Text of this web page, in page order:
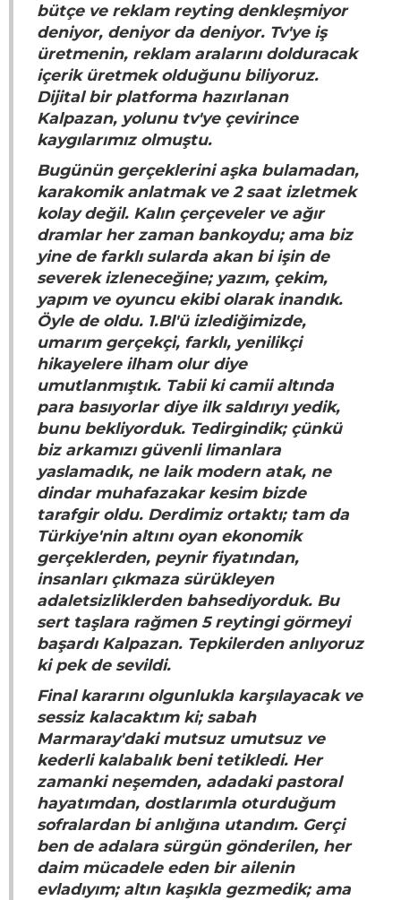
bütçe ve reklam reyting denkleşmiyor
deniyor, deniyor da deniyor. Tv'ye iş
üretmenin, reklam aralarını dolduracak
içerik üretmek olduğunu biliyoruz.
Dijital bir platforma hazırlanan
Kalpazan, yolunu tv'ye çevirince
kaygılarımız olmuştu.
Bugünün gerçeklerini aşka bulamadan,
karakomik anlatmak ve 2 saat izletmek
kolay değil. Kalın çerçeveler ve ağır
dramlar her zaman bankoydu; ama biz
yine de farklı sularda akan bi işin de
severek izleneceğine; yazım, çekim,
yapım ve oyuncu ekibi olarak inandık.
Öyle de oldu. 1.Bl'ü izlediğimizde,
umarım gerçekçi, farklı, yenilikçi
hikayelere ilham olur diye
umutlanmıştık. Tabii ki camii altında
para basıyorlar diye ilk saldırıyı yedik,
bunu bekliyorduk. Tedirgindik; çünkü
biz arkamızı güvenli limanlara
yaslamadık, ne laik modern atak, ne
dindar muhafazakar kesim bizde
tarafgir oldu. Derdimiz ortaktı; tam da
Türkiye'nin altını oyan ekonomik
gerçeklerden, peynir fiyatından,
insanları çıkmaza sürükleyen
adaletsizliklerden bahsediyorduk. Bu
sert taşlara rağmen 5 reytingi görmeyi
başardı Kalpazan. Tepkilerden anlıyoruz
ki pek de sevildi.
Final kararını olgunlukla karşılayacak ve
sessiz kalacaktım ki; sabah
Marmaray'daki mutsuz umutsuz ve
kederli kalabalık beni tetikledi. Her
zamanki neşemden, adadaki pastoral
hayatımdan, dostlarımla oturduğum
sofralardan bi anlığına utandım. Gerçi
ben de adalara sürgün gönderilen, her
daim mücadele eden bir ailenin
evladıyım; altın kaşıkla gezmedik; ama